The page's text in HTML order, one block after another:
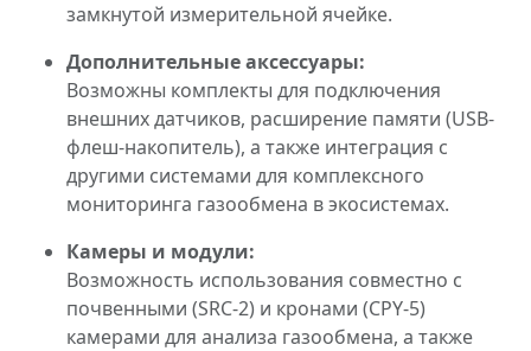
замкнутой измерительной ячейке.
Дополнительные аксессуары:
Возможны комплекты для подключения
внешних датчиков, расширение памяти (USB-
флеш-накопитель), а также интеграция с
другими системами для комплексного
мониторинга газообмена в экосистемах.
Камеры и модули:
Возможность использования совместно с
почвенными (SRC-2) и кронами (CPY-5)
камерами для анализа газообмена, а также